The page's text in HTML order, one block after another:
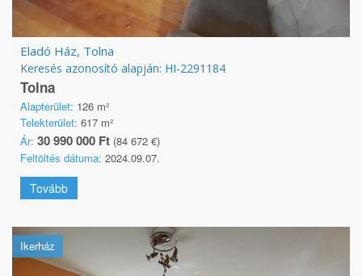
Eladó Ház, Tolna
Keresés azonosító alapján: HI-2291184
Tolna
Alapterület: 126 m²
Telekterület: 617 m²
Ár: 30 990 000 Ft (84 672 €)
Feltöltés dátuma: 2024.09.07.
Tovább
Ikerház